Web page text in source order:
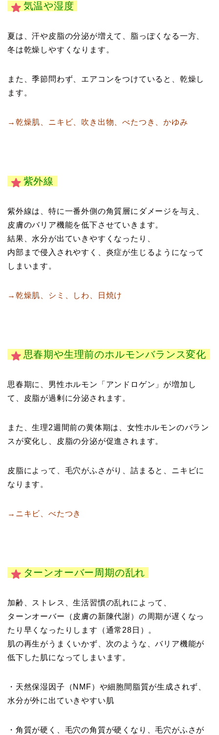
気温や湿度
夏は、汗や皮脂の分泌が増えて、脂っぽくなる一方、
冬は乾燥しやすくなります。
また、季節問わず、エアコンをつけていると、乾燥し
ます。
→乾燥肌、ニキビ、吹き出物、べたつき、かゆみ
紫外線
紫外線は、特に一番外側の角質層にダメージを与え、
皮膚のバリア機能を低下させていきます。
結果、水分が出ていきやすくなったり、
内部まで侵入されやすく、炎症が生じるようになって
しまいます。
→乾燥肌、シミ、しわ、日焼け
思春期や生理前のホルモンバランス変化
思春期に、男性ホルモン「アンドロゲン」が増加し
て、皮脂が過剰に分泌されます。
また、生理2週間前の黄体期は、女性ホルモンのバラン
スが変化し、皮脂の分泌が促進されます。
皮脂によって、毛穴がふさがり、詰まると、ニキビに
なります。
→ニキビ、べたつき
ターンオーバー周期の乱れ
加齢、ストレス、生活習慣の乱れによって、
ターンオーバー（皮膚の新陳代謝）の周期が遅くなっ
たり早くなったりします（通常28日）。
肌の再生がうまくいかず、次のような、バリア機能が
低下した肌になってしまいます。
・天然保湿因子（NMF）や細胞間脂質が生成されず、
水分が外に出ていきやすい肌
・角質が硬く、毛穴の角質が硬くなり、毛穴がふさが